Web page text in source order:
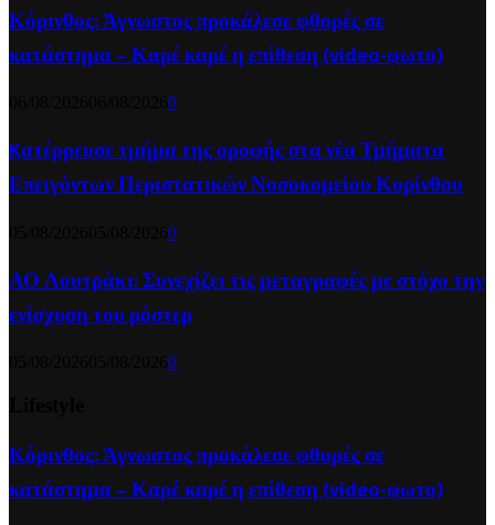
Κόρινθος: Άγνωστος προκάλεσε φθορές σε
κατάστημα – Καρέ καρέ η επίθεση (video-φωτο)
0
Kατέρρευσε τμήμα της οροφής στα νέα Τμήματα
Επειγόντων Περιστατικών Νοσοκομείου Κορίνθου
0
ΑΟ Λουτράκι: Συνεχίζει τις μεταγραφές με στόχο την
ενίσχυση του ρόστερ
0
Κόρινθος: Άγνωστος προκάλεσε φθορές σε
κατάστημα – Καρέ καρέ η επίθεση (video-φωτο)